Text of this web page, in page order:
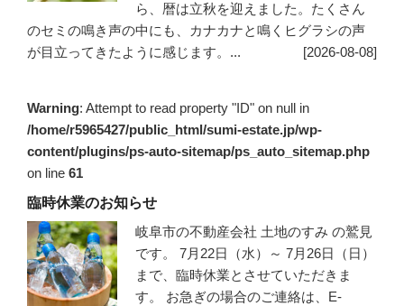
ら、暦は立秋を迎えました。たくさん
のセミの鳴き声の中にも、カナカナと鳴くヒグラシの声
が目立ってきたように感じます。...
[2026-08-08]
Warning: Attempt to read property "ID" on null in
/home/r5965427/public_html/sumi-estate.jp/wp-
content/plugins/ps-auto-sitemap/ps_auto_sitemap.php
on line 61
臨時休業のお知らせ
岐阜市の不動産会社 土地のすみ の鷲見
です。 7月22日（水）～ 7月26日（日）
まで、臨時休業とさせていただきま
す。 お急ぎの場合のご連絡は、E-